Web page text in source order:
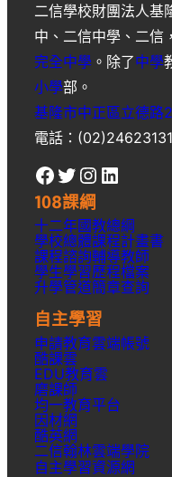
二信學校財團法人基
中 、 二信中學 、 二信
完全中學 。除了中學
小學部。
基隆市中正區立德路
電話：(02)24623131
Facebook Twitter Instagram LinkedIn
108課綱
十二年國教總綱
學校總體課程計畫書
課程諮詢輔導教師
學生學習歷程檔案
升學管道簡章查詢
自主學習
申請教育雲端帳號
酷課雲
EDU教育雲
磨課師
均一教育平台
因材網
酷英網
二信翰林雲端學院
自主學習資源網